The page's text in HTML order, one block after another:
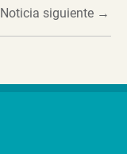
Noticia siguiente →